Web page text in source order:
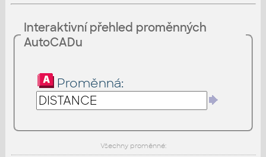
Interaktivní přehled proměnných
AutoCADu
Proměnná:
Všechny proměnné: